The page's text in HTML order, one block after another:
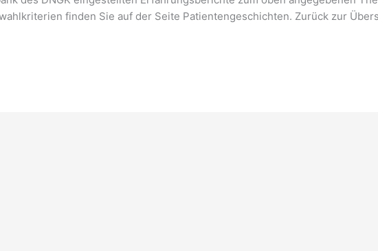
finden Sie auf der Seite Patientengeschichten. Zurück zur